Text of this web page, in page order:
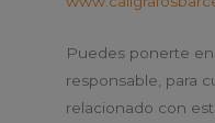
Puedes ponerte
responsable, para
relacionado con